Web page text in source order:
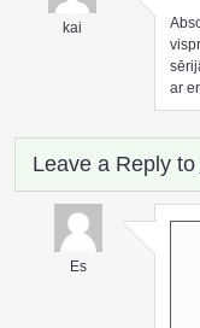
kai
ar
Leave a Reply to
Es